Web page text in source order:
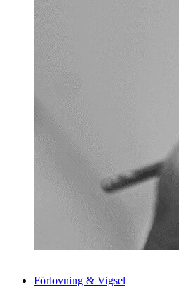
Förlovning & Vigsel